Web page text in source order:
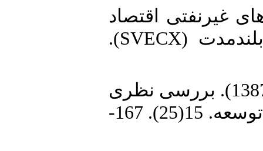
بخش‌های غیرنفتی اقتصاد
ایران: ارزیابی قاعده‌های فریدمن و فلپس با رویکرد ساختاری بلندمدت (SVECX).
8. دلالی اصفهانی، رحیم، بخشی دستجردی، رسول، حسینی،جعفر. (1387). بررسی نظری
و تجربی نرخ ترجیح زمانی مطالعه مورد اقتصاد ایران. مجله دانش و توسعه. 15(25). 167-